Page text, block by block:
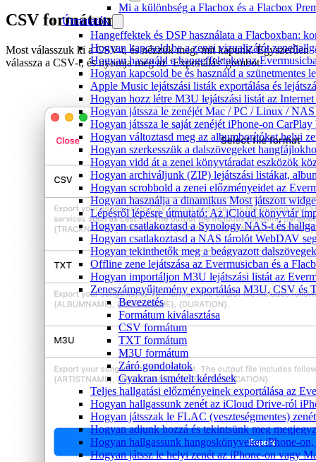
Mi a különbség a Flacbox és a Flacbox
Útmutatók
Hangeffektek és DSP használata a Flacboxban:
Hogyan kapcsold be a zenei vizualizálót
Hogyan használd a hangeffekteket az
Hogyan kapcsold be és használd a szünetmentes
Apple Music lejátszási listák exportálása és
Hogyan hozz létre M3U lejátszási listát az
Hogyan játssza le zenéjét Mac / PC / Linux /
Hogyan játssza le saját zenéjét iPhone-on CarPlay
Hogyan változtasd meg az albumborítókat helyi
Hogyan szerkesszük a dalszövegeket
Hogyan vidd át a zenei könyvtáradat eszközök
Hogyan archiváljunk (ZIP) lejátszási listákat,
Hogyan scrobbold a zenei előzményeidet az
Hogyan használja a dinamikus Most játszott
Lépésről lépésre útmutató: Az iCloud könyvtár
Hogyan csatlakoztasd a Synology NAS-t és
Hogyan csatlakoztasd a NAS tárolót WebDAV
Hogyan tekinthetők meg a beágyazott
Offline zene lejátszása az Evermusicban és a
Hogyan importáljon M3U lejátszási listát az
Zeneszámgyűjtemény exportálása M3U, CSV és
Bevezetés
Formátum kiválasztása
CSV formátum
TXT formátum
M3U formátum
Záró gondolatok
Gyakran ismételt kérdések
Teljes hallgatási előzményeinek exportálása az
Hogyan hallgassunk zenét az iCloud Drive-ról
Hogyan játsszak le FLAC (veszteségmentes)
Hogyan adjunk hozzá és tekintsünk meg
Hogyan hallgassunk hangoskönyveket iPhone-
Hogyan játssz le helyi zenét az iPhone-on vagy
CSV formátum
Most válasszuk ki a CSV-t, és nézzük meg, mit kapunk. Egyszerűen
válassza a CSV-t, és nyomja meg az ‘Exportálás’ gombot.